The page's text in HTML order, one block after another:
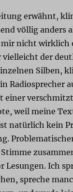
erwähnt,
völlig anders
mir nicht wirklich
vielleicht der
Silben,
Radiosprecher
einer
weil meine
natürlich kein
Lesungen. Ich
spreche